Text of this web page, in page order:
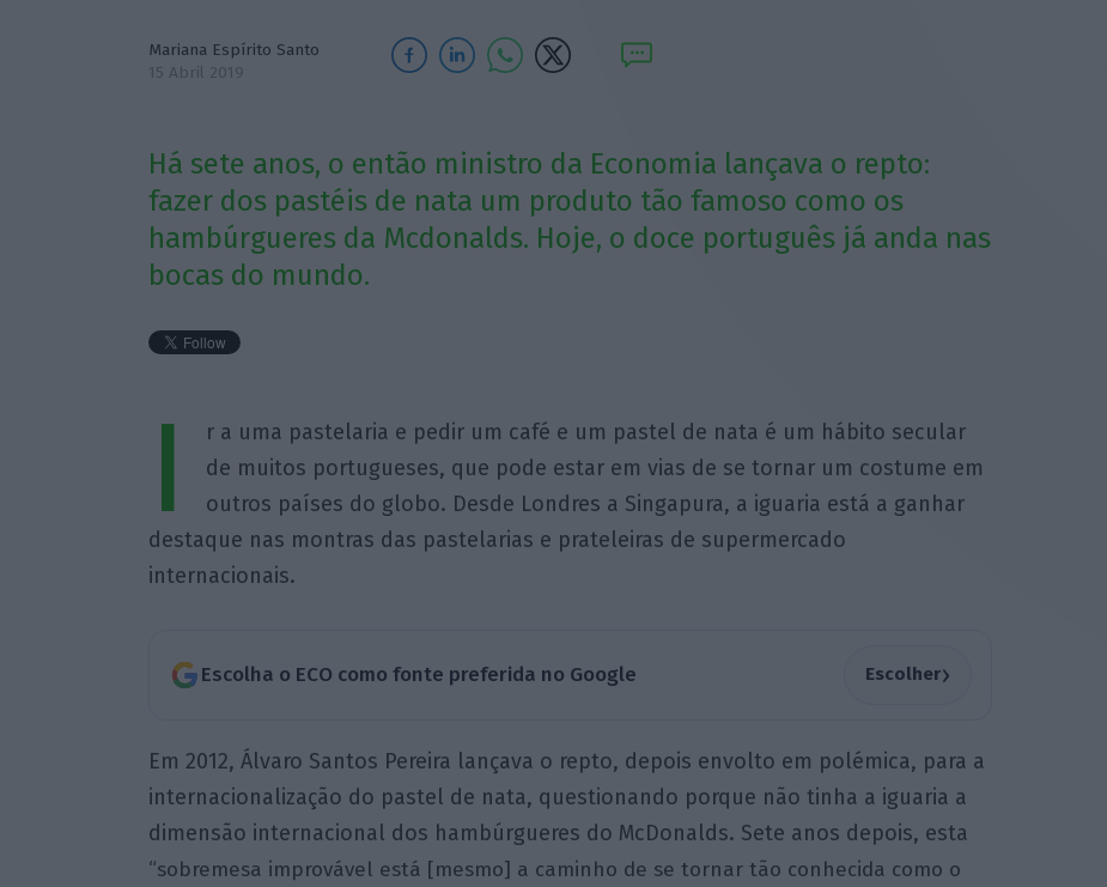
Mariana Espírito Santo
15 Abril 2019
Há sete anos, o então ministro da Economia lançava o repto:
fazer dos pastéis de nata um produto tão famoso como os
hambúrgueres da Mcdonalds. Hoje, o doce português já anda nas
bocas do mundo.
I
r a uma pastelaria e pedir um café e um pastel de nata é um hábito secular
de muitos portugueses, que pode estar em vias de se tornar um costume em
outros países do globo. Desde Londres a Singapura, a iguaria está a ganhar
destaque nas montras das pastelarias e prateleiras de supermercado
internacionais.
Escolha o ECO como fonte preferida no Google Escolher›
Em 2012, Álvaro Santos Pereira lançava o repto, depois envolto em polémica, para a
internacionalização do pastel de nata, questionando porque não tinha a iguaria a
dimensão internacional dos hambúrgueres do McDonalds. Sete anos depois, esta
“sobremesa improvável está [mesmo] a caminho de se tornar tão conhecida como o